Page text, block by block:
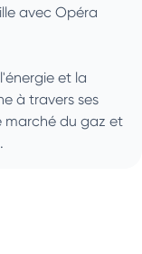
avec Opéra
et la
à travers ses
marché du gaz et